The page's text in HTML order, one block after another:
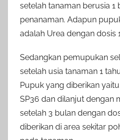
setelah tanaman berusia 1
penanaman. Adapun
adalah Urea dengan dosis
Sedangkan pemupukan
setelah usia tanaman 1
Pupuk yang diberikan
SP36 dan dilanjut dengan
setelah 3 bulan dengan
diberikan di area sekitar